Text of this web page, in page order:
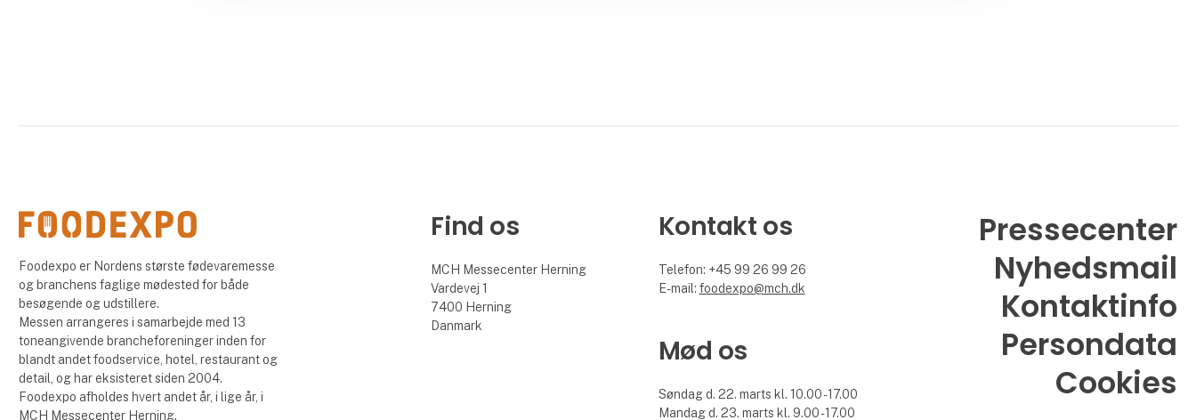
Foodexpo er Nordens største fødevaremesse
og branchens faglige mødested for både
besøgende og udstillere.
Messen arrangeres i samarbejde med 13
toneangivende brancheforeninger inden for
blandt andet foodservice, hotel, restaurant og
detail, og har eksisteret siden 2004.
Foodexpo afholdes hvert andet år, i lige år, i
MCH Messecenter Herning.
Find os
MCH Messecenter Herning
Vardevej 1
7400 Herning
Danmark
Kontakt os
Telefon: +45 99 26 99 26
E-mail: foodexpo@mch.dk
Mød os
Søndag d. 22. marts kl. 10.00 - 17.00
Mandag d. 23. marts kl. 9.00 - 17.00
Pressecenter
Nyhedsmail
Kontaktinfo
Persondata
Cookies